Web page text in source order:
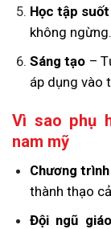
Học tập
không ngừng.
Sáng tạo –
áp dụng vào
Vì sao phụ
nam mỹ
Chương
thành thạo
Đội ngũ